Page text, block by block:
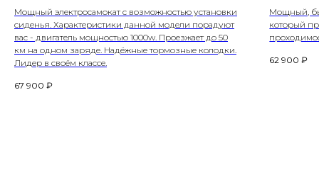
Мощный электросамокат с возможностью установки
сиденья. Характеристики данной модели порадуют
вас - двигатель мощностью 1000w. Проезжает до 50
км на одном заряде. Надёжные тормозные колодки.
Лидер в своём классе.
67 900 ₽
Мощный,
который
62 900 ₽